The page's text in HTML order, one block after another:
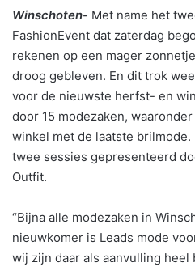
Winschoten- Met name het
FashionEvent dat zaterdag
rekenen op een mager
droog gebleven. En dit trok
voor de nieuwste herfst- en
door 15 modezaken,
winkel met de laatste
twee sessies gepresenteerd
Outfit.
“Bijna alle modezaken in
nieuwkomer is Leads mode
wij zijn daar als aanvulling